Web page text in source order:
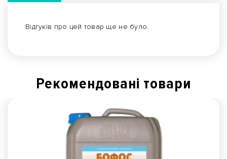
Відгуків про цей товар ще не було.
Рекомендованi товари